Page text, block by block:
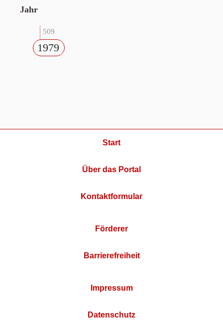
Jahr
509
1979
Start
Über das Portal
Kontaktformular
Förderer
Barrierefreiheit
Impressum
Datenschutz